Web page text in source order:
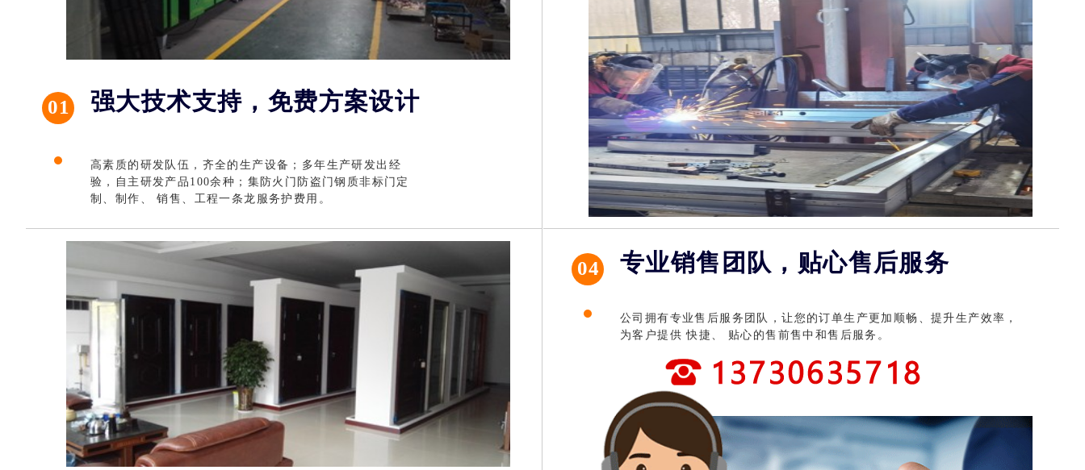
喜顺 防盗门 钢质门 入户门
01 强大技术支持，免费方案设计
高素质的研发队伍，齐全的生产设备；多年生产研发出经
验，自主研发产品100余种；集防火门防盗门钢质非标门定
制、制作、 销售、工程一条龙服务护费用。
04 专业销售团队，贴心售后服务
公司拥有专业售后服务团队，让您的订单生产更加顺畅、提升生产效率，
为客户提供 快捷、 贴心的售前售中和售后服务。